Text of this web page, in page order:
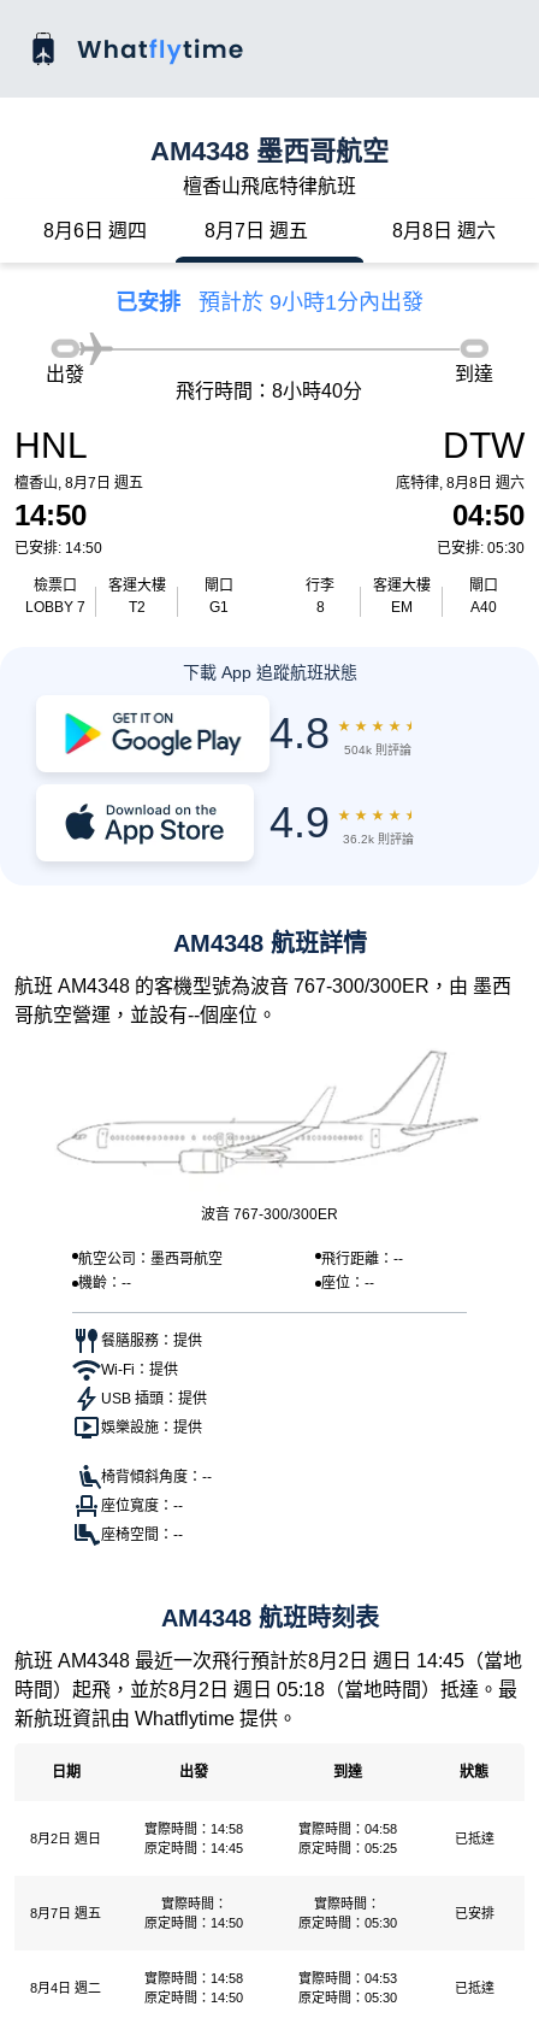
AM4348 墨西哥航空
檀香山飛底特律航班
8月6日 週四 8月7日 週五 8月8日 週六
已安排 預計於 9小時1分內出發
HNL
檀香山, 8月7日 週五
14:50
已安排: 14:50
檢票口
LOBBY 7
客運大樓
T2
閘口
G1
出發
飛行時間：8小時40分
到達
DTW
底特律, 8月8日 週六
04:50
已安排: 05:30
行李
8
客運大樓
EM
閘口
A40
下載 App 追蹤航班狀態
4.8 ★ ★ ★ ★ ★
504k 則評論
4.9 ★ ★ ★ ★ ★
36.2k 則評論
AM4348 航班詳情
航班 AM4348 的客機型號為波音 767-300/300ER，由 墨西
哥航空營運，並設有--個座位。
波音 767-300/300ER
航空公司：墨西哥航空
飛行距離：--
機齡：--
座位：--
餐膳服務：提供
Wi-Fi：提供
USB 插頭：提供
娛樂設施：提供
椅背傾斜角度：--
座位寬度：--
座椅空間：--
AM4348 航班時刻表
航班 AM4348 最近一次飛行預計於8月2日 週日 14:45（當地
時間）起飛，並於8月2日 週日 05:18（當地時間）抵達。最
新航班資訊由 Whatflytime 提供。
日期 出發 到達 狀態
8月2日 週日
實際時間：14:58
原定時間：14:45
實際時間：04:58
原定時間：05:25
已抵達
8月7日 週五
實際時間：
原定時間：14:50
實際時間：
原定時間：05:30
已安排
8月4日 週二
實際時間：14:58
原定時間：14:50
實際時間：04:53
原定時間：05:30
已抵達